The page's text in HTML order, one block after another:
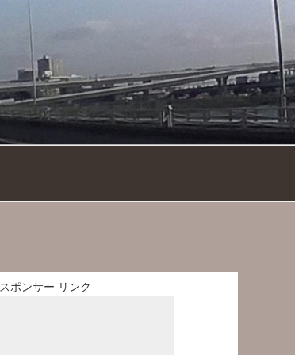
スポンサー リンク